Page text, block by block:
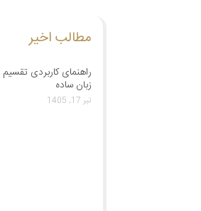
مطالب اخیر
راهنمای کاربردی
زبان ساده
تیر 17, 1405